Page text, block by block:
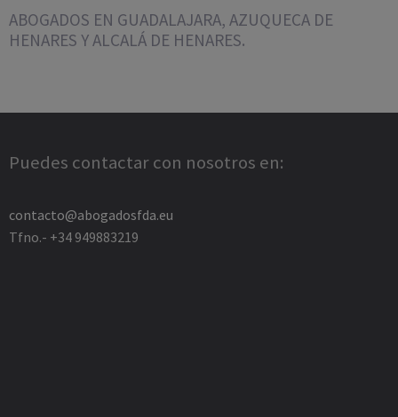
ABOGADOS EN GUADALAJARA, AZUQUECA DE
HENARES Y ALCALÁ DE HENARES.
Puedes contactar con nosotros en:
contacto@abogadosfda.eu
Tfno.- +34 949883219